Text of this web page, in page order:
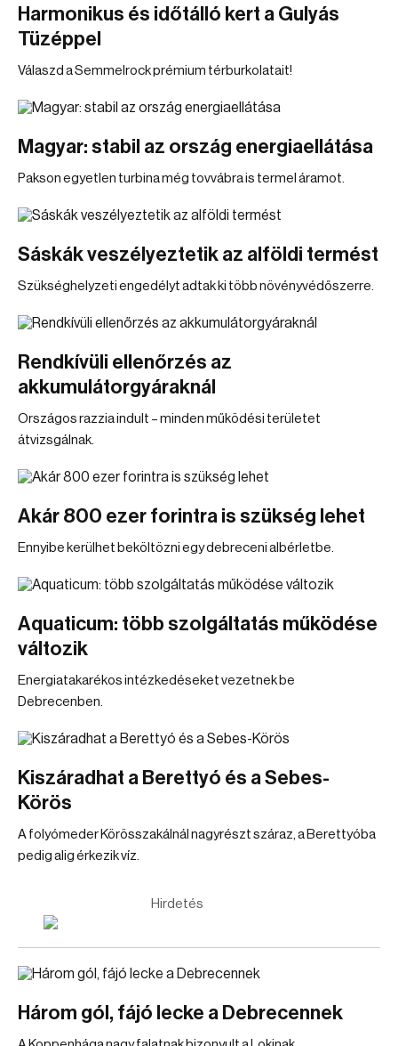
Harmonikus és időtálló kert a Gulyás
Tüzéppel
Válaszd a Semmelrock prémium térburkolatait!
Magyar: stabil az ország energiaellátása
Pakson egyetlen turbina még tovvábra is termel áramot.
Sáskák veszélyeztetik az alföldi termést
Szükséghelyzeti engedélyt adtak ki több növényvédőszerre.
Rendkívüli ellenőrzés az
akkumulátorgyáraknál
Országos razzia indult – minden működési területet
átvizsgálnak.
Akár 800 ezer forintra is szükség lehet
Ennyibe kerülhet beköltözni egy debreceni albérletbe.
Aquaticum: több szolgáltatás működése
változik
Energiatakarékos intézkedéseket vezetnek be
Debrecenben.
Kiszáradhat a Berettyó és a Sebes-
Körös
A folyómeder Körösszakálnál nagyrészt száraz, a Berettyóba
pedig alig érkezik víz.
Hirdetés
Három gól, fájó lecke a Debrecennek